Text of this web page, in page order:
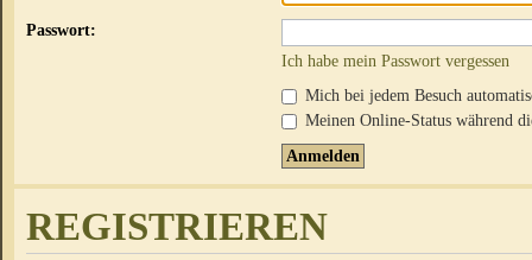
Passwort:
Ich habe mein Passwort vergessen
Mich bei jedem Besuch
Meinen Online-Status während
REGISTRIEREN